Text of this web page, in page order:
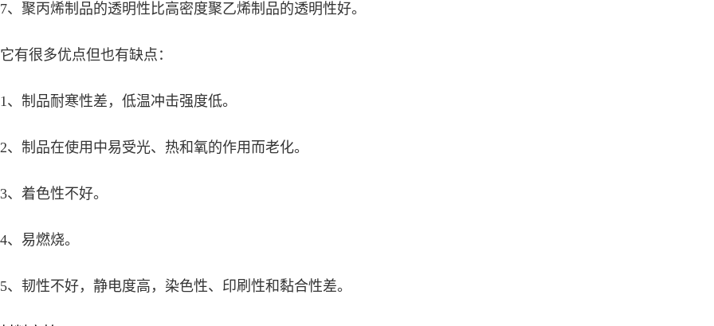
7、聚丙烯制品的透明性比高密度聚乙烯制品的透明性好。
它有很多优点但也有缺点：
1、制品耐寒性差，低温冲击强度低。
2、制品在使用中易受光、热和氧的作用而老化。
3、着色性不好。
4、易燃烧。
5、韧性不好，静电度高，染色性、印刷性和黏合性差。